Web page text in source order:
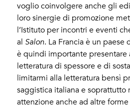
voglio coinvolgere anche gli
loro sinergie di promozione
l’Istituto per incontri e eventi
al Salon. La Francia è un
è quindi importante presentare
letteratura di spessore e di
limitarmi alla letteratura bensì
saggistica italiana e soprattutto
attenzione anche ad altre